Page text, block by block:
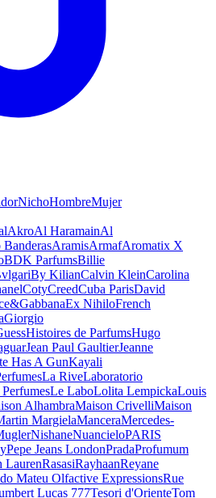
NichoHombreMujer
AkroAl HaramainAl
AramisArmafAromatix X
BDK ParfumsBillie
By KilianCalvin KleinCarolina
CotyCreedCuba ParisDavid
Ex NihiloFrench
Giorgio
Histoires de ParfumsHugo
Jean Paul GaultierJeanne
Has A GunKayali
La RiveLaboratorio
Le LaboLolita LempickaLouis
AlhambraMaison CrivelliMaison
MargielaManceraMercedes-
NishaneNuancieloPARIS
Pepe Jeans LondonPradaProfumum
LaurenRasasiRayhaanReyane
Mateu Olfactive ExpressionsRue
Lucas 777Tesori d'OrienteTom